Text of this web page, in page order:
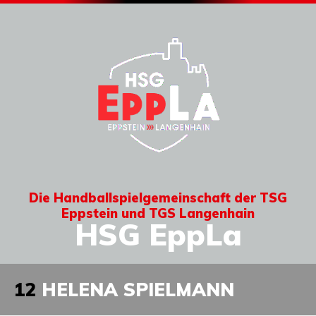
Die Handballspielgemeinschaft der TSG
Eppstein und TGS Langenhain
HSG EppLa
12 HELENA SPIELMANN